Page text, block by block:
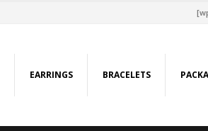
EARRINGS BRACELETS